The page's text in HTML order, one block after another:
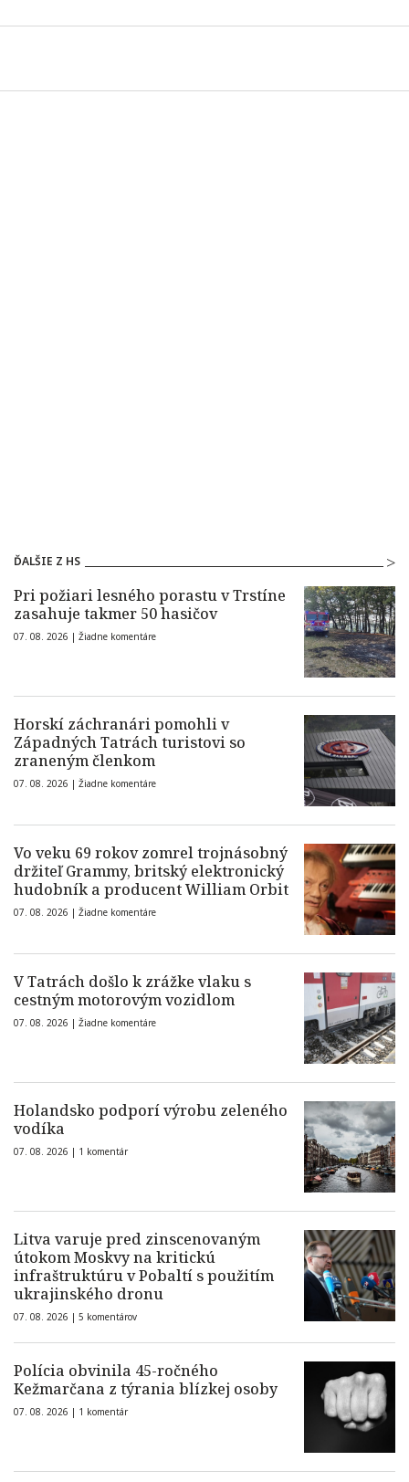
ĎALŠIE Z HS
Pri požiari lesného porastu v Trstíne
zasahuje takmer 50 hasičov
07. 08. 2026 | Žiadne komentáre
Horskí záchranári pomohli v
Západných Tatrách turistovi so
zraneným členkom
07. 08. 2026 | Žiadne komentáre
Vo veku 69 rokov zomrel trojnásobný
držiteľ Grammy, britský elektronický
hudobník a producent William Orbit
07. 08. 2026 | Žiadne komentáre
V Tatrách došlo k zrážke vlaku s
cestným motorovým vozidlom
07. 08. 2026 | Žiadne komentáre
Holandsko podporí výrobu zeleného
vodíka
07. 08. 2026 | 1 komentár
Litva varuje pred zinscenovaným
útokom Moskvy na kritickú
infraštruktúru v Pobaltí s použitím
ukrajinského dronu
07. 08. 2026 | 5 komentárov
Polícia obvinila 45-ročného
Kežmarčana z týrania blízkej osoby
07. 08. 2026 | 1 komentár